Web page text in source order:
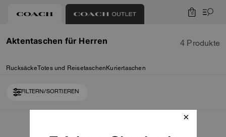
0
Aktentaschen für Herren 4 Produkte
RucksäckeTotes und Reisetaschen Kuriertaschen
FILTERN/SORTIEREN